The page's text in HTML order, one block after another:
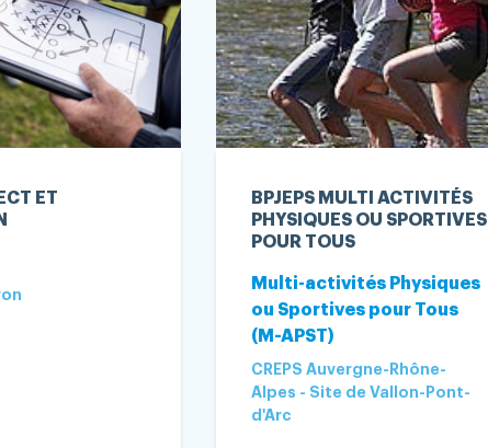
ET
BPJEPS MULTI ACTIVITÉS
PHYSIQUES OU SPORTIVES
POUR TOUS
Multi-activités Physiques
ou Sportives pour Tous
(M-APST)
CREPS Auvergne-Rhône-
Alpes - Site de Vallon-Pont-
d'Arc